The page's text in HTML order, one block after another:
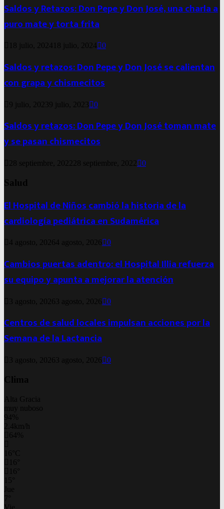
Saldos y Retazos: Don Pepe y Don José, una charla a
puro mate y torta frita
18 julio, 2024 18 julio, 2024 0
Saldos y retazos: Don Pepe y Don José se calientan
con grapa y chismecitos
9 julio, 20239 julio, 2023 0
Saldos y retazos: Don Pepe y Don José toman mate
y se pasan chismecitos
28 septiembre, 2022 28 septiembre, 2022 0
Salud
El Hospital de Niños cambió la historia de la
cardiología pediátrica en Sudamérica
4 agosto, 20264 agosto, 2026 0
Cambios puertas adentro: el Hospital Illia refuerza
su equipo y apunta a mejorar la atención
3 agosto, 2026 3 agosto, 2026 0
Centros de salud locales impulsan acciones por la
Semana de la Lactancia
3 agosto, 2026 3 agosto, 2026 0
Clima
Alta Gracia
muy nuboso
94%
2.4km/h
64%
16 C
16
16
15
Jue
7
Vie